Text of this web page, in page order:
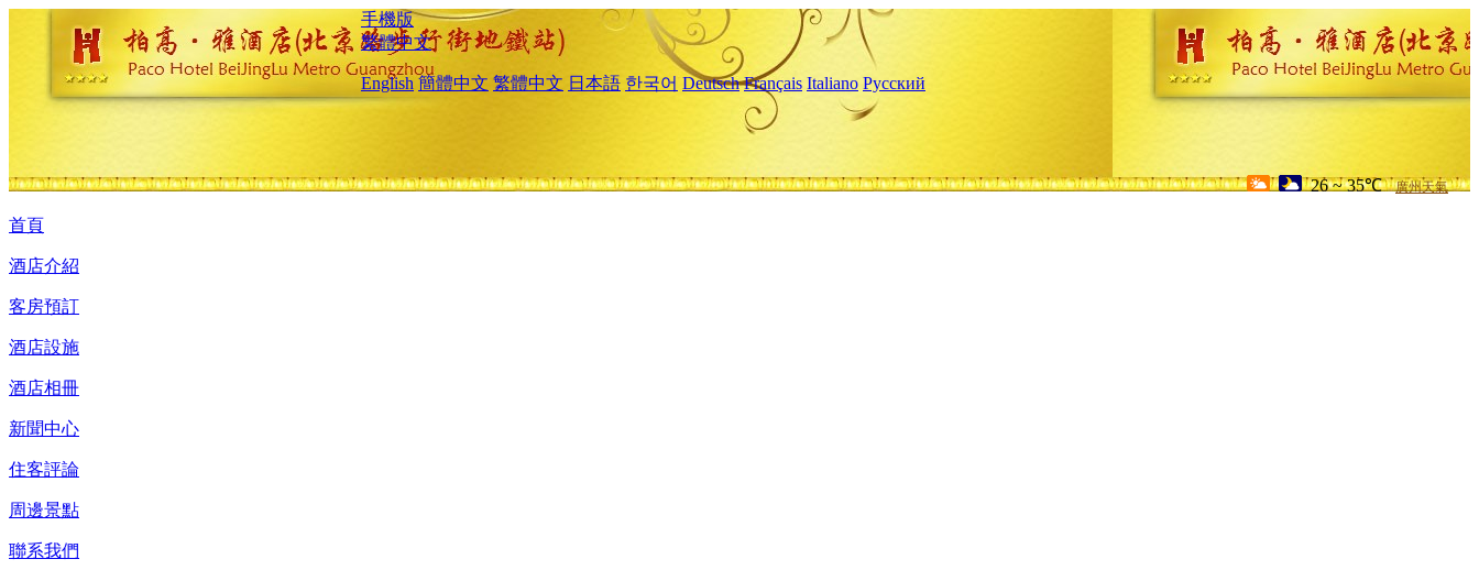
手機版
繁體中文
English 簡體中文 繁體中文 日本語 한국어 Deutsch Français Italiano Русский
26 ~ 35℃ 廣州天氣
首頁
酒店介紹
客房預訂
酒店設施
酒店相冊
新聞中心
住客評論
周邊景點
聯系我們